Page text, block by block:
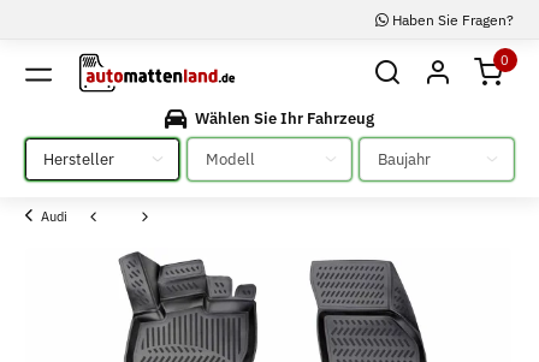
Haben Sie Fragen?
0
Wählen Sie Ihr Fahrzeug
Bitte auswählen
Bitte auswählen Bitte auswählen
Audi